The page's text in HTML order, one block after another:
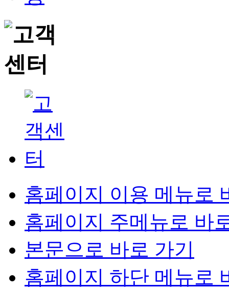
홈페이지 이용 메뉴로
홈페이지 주메뉴로 바
본문으로 바로 가기
홈페이지 하단 메뉴로